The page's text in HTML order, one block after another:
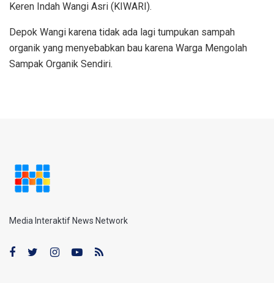
Keren Indah Wangi Asri (KIWARI).
Depok Wangi karena tidak ada lagi tumpukan sampah
organik yang menyebabkan bau karena Warga Mengolah
Sampak Organik Sendiri.
Media Interaktif News Network